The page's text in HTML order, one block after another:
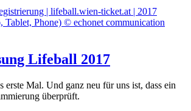
Lifeball 2017
erste Mal. Und ganz neu für uns ist, dass ein
überprüft.